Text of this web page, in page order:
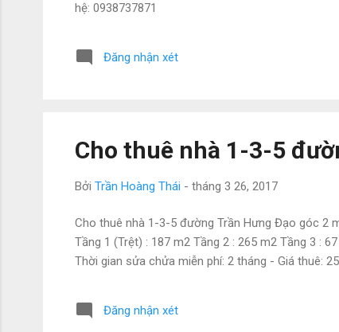
hệ: 0938737871
Đăng nhận xét
Cho thuê nhà 1-3-5
Bởi Trần Hoàng Thái - tháng 3 26, 2017
Cho thuê nhà 1-3-5 đường Trần Hưng Đạo góc 2
Tầng 1 (Trệt) : 187 m2 Tầng 2 : 265 m2 Tầng 3 :
Thời gian sửa chửa miễn phí: 2 tháng - Giá thuê:
Đăng nhận xét